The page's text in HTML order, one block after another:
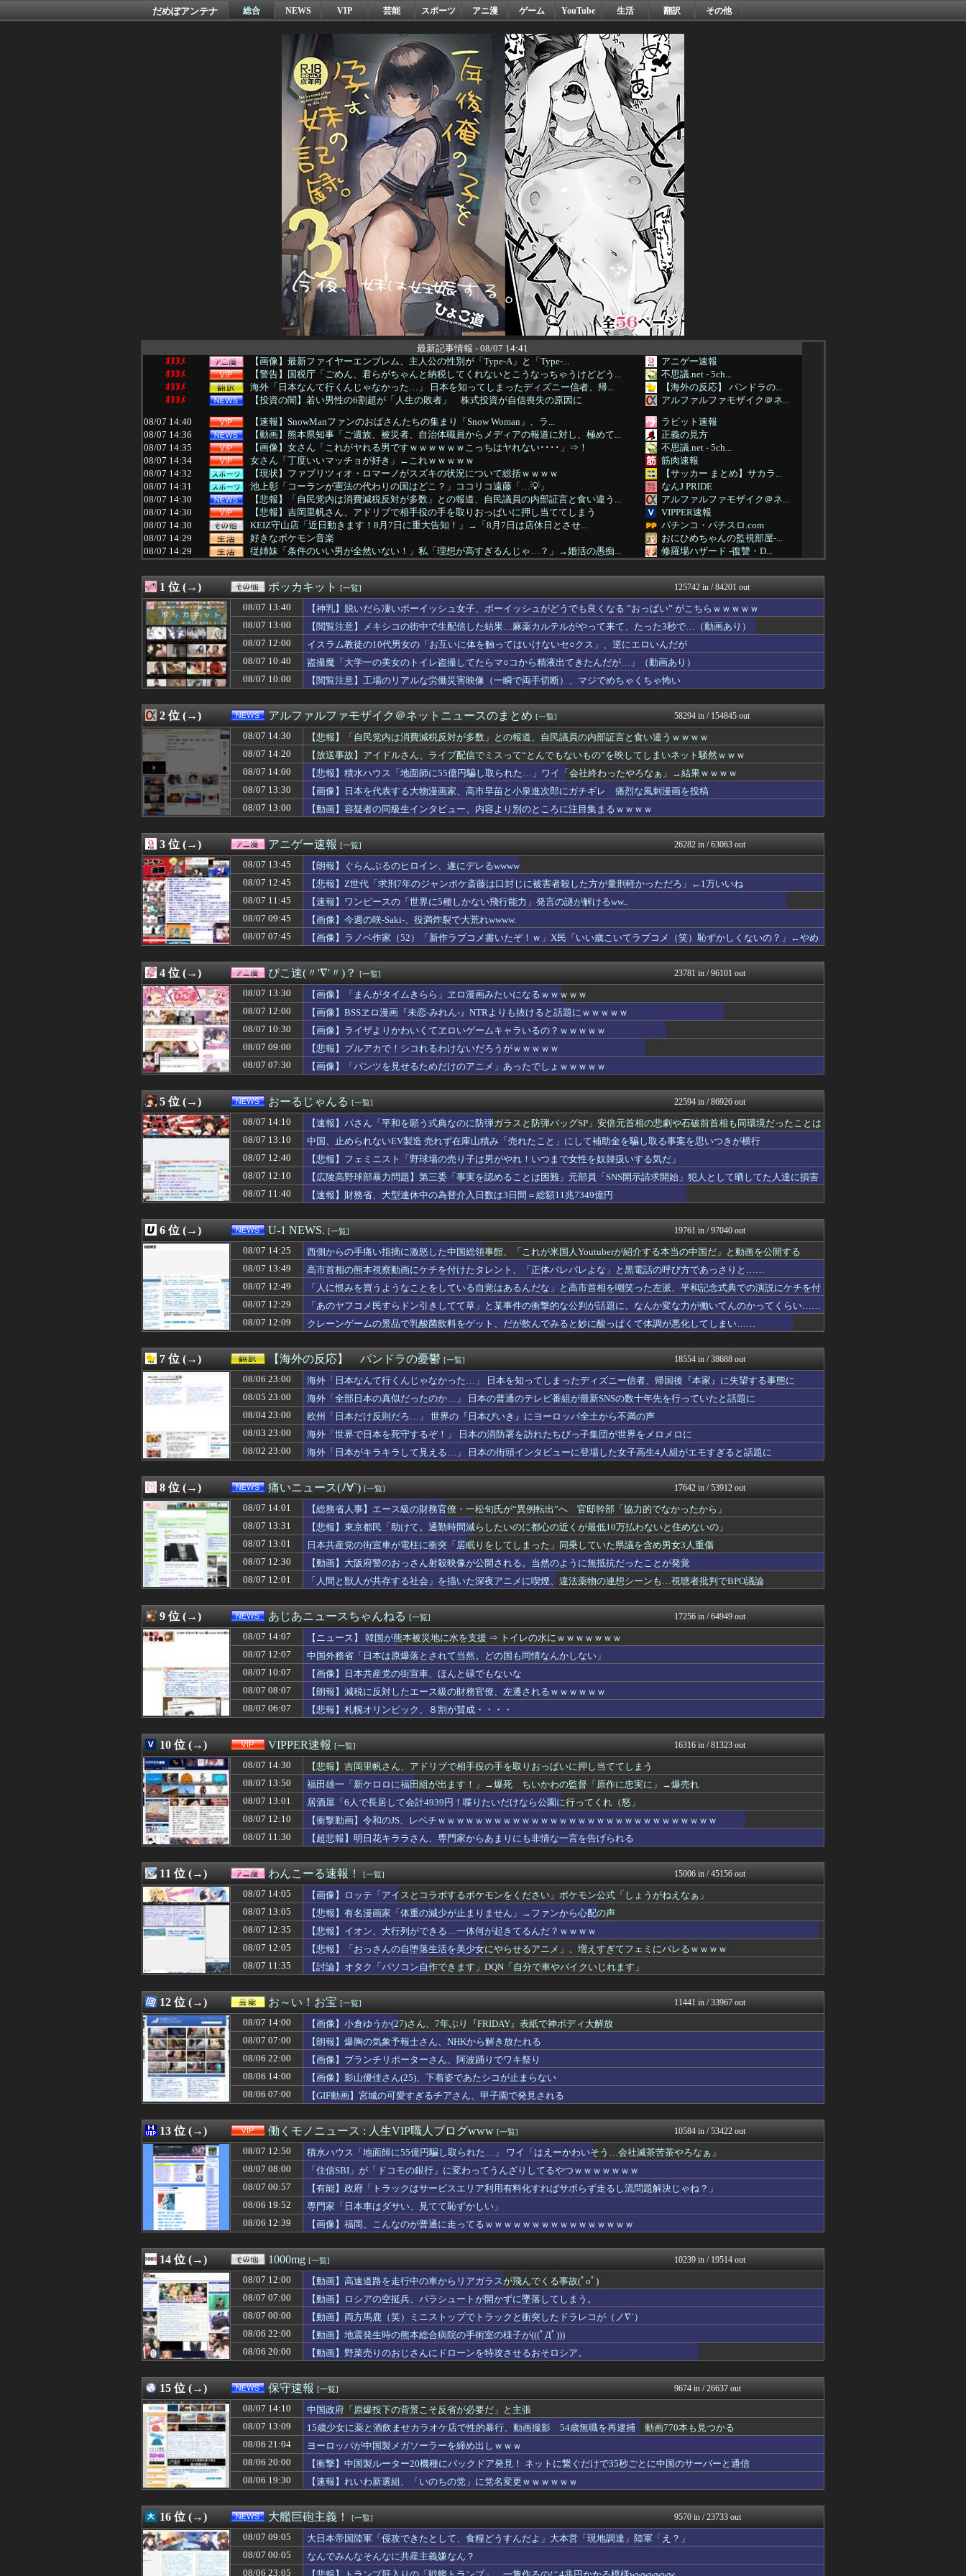
だめぽアンテナ 総合 NEWS VIP 芸能 スポーツ アニ漫 ゲーム YouTube 生活 翻訳 その他
最新記事情報 - 08/07 14:41
ｵﾇﾇﾒ
【画像】最新ファイヤーエンブレム、主人公の性別が「Type-A」と「Type-...
アニゲー速報
ｵﾇﾇﾒ
【警告】国税庁「ごめん、君らがちゃんと納税してくれないとこうなっちゃうけどどう...
不思議.net - 5ch...
ｵﾇﾇﾒ
海外「日本なんて行くんじゃなかった…」 日本を知ってしまったディズニー信者、帰...
【海外の反応】 パンドラの...
ｵﾇﾇﾒ
【投資の闇】若い男性の6割超が「人生の敗者」 株式投資が自信喪失の原因に
アルファルファモザイク＠ネ...
08/07 14:40
【速報】SnowManファンのおばさんたちの集まり「Snow Woman」、ラ...
ラビット速報
08/07 14:36
【動画】熊本県知事「ご遺族、被災者、自治体職員からメディアの報道に対し、極めて...
正義の見方
08/07 14:35
【画像】女さん「これがヤれる男ですｗｗｗｗｗｗこっちはヤれない････」⇒！
不思議.net - 5ch...
08/07 14:34
女さん「丁度いいマッチョが好き」←これｗｗｗｗｗ
筋肉速報
08/07 14:32
【現状】ファブリツィオ・ロマーノがスズキの状況について総括ｗｗｗｗ
【サッカー まとめ】サカラ...
08/07 14:31
池上彰「コーランが憲法の代わりの国はどこ？」ココリコ遠藤「…💡」
なんJ PRIDE
08/07 14:30
【悲報】「自民党内は消費減税反対が多数」との報道、自民議員の内部証言と食い違う...
アルファルファモザイク＠ネ...
08/07 14:30
【悲報】吉岡里帆さん、アドリブで相手役の手を取りおっぱいに押し当ててしまう
VIPPER速報
08/07 14:30
KEIZ守山店「近日動きます！8月7日に重大告知！」→「8月7日は店休日とさせ...
パチンコ・パチスロ.com
08/07 14:29
好きなポケモン音楽
おにひめちゃんの監視部屋-...
08/07 14:29
従姉妹「条件のいい男が全然いない！」私「理想が高すぎるんじゃ…？」→婚活の愚痴...
修羅場ハザード -復讐・D...
08/07 14:28
職場の同僚と子連れで遊びますか？
おにひめちゃんの監視部屋-...
08/07 14:26
長期引きこもりからの抜け出し方
おにひめちゃんの監視部屋-...
08/07 14:26
【速報】熊本地震を引き起こした『危険度Sランク断層』日本のド真ん中に10カ所も...
凹凸ちゃんねる 発達障害・...
08/07 14:25
俺「ママッ！ママァッ！」ﾊﾟﾝﾊﾟﾝ 風俗嬢「お゛っ！ﾁﾝﾎﾟ太いっ！太いっ！...
バズッター速報
08/07 14:25
西側からの手痛い指摘に激怒した中国総領事館、「これが米国人Youtuberが紹...
U-1 NEWS.
08/07 14:22
【原爆の日】サヨク「スピーチする人が全員この防弾ガラスなのでしょうか。高市だけ...
モナニュース
08/07 14:20
女の子「20歳でアルファードを残クレじゃなくて一括で買えちゃう私って素敵」
もみあげチャ～シュ～
08/07 14:20
兄嫁に「旦那さんて色盲なんでしょ。よく２人目まで作ったわね。子供が可哀相だと ...
おにひめちゃんの監視部屋-...
08/07 14:20
【放送事故】アイドルさん、ライブ配信でミスって“とんでもないもの”を映してしま...
アルファルファモザイク＠ネ...
08/07 14:19
中国「日本は原爆被害者の立場で同情を買おうとするのを止めろ」
まとめたニュース
08/07 14:18
10年後には多数派になっていそうなことpart２
おにひめちゃんの監視部屋-...
08/07 14:18
【悲報】最近のキッズ「Youtubeの10分動画を倍速で見るぞ！効率効率ゥー！...
アニはつ -アニメ発信場-
08/07 14:18
体を壊して働けなくなり自宅療養中。一週間前、階下に明るい家族が引越してきてから...
おにひめちゃんの監視部屋-...
08/07 14:16
たばこ１箱700円台突入へｗｗｗｗｗｗｗｗｗｗ
なんJ PRIDE
08/07 14:16
今まで彼女を雑に扱ってきたけど嫁には超えゃいけない一線があるように思う。その緊...
おにひめちゃんの監視部屋-...
08/07 14:15
まとめ見てたら、ＮＨＫ払ってない人がフルボッコだった。それを見て...
鬼女の宅配便 - 修羅場・...
08/07 14:15
ペットロスワイ、寂しさに耐えかねて猫カフェに行った結果ww
まとめCUP
08/07 14:12
彼氏の家で不倫してる私。彼氏にキスしていたらいないはずの彼の嫁がいた。
08/07 14:11
イチローさん「僕は本を読まない。好きなアニメはドラゴンボール」【海外の反応】
マニア・オブ・フットボール...
08/07 14:10
【画像】グラドル東雲うみ、水着が食い込んだ横尻がHすぎる
まとめ芸能＠美女画像まとめ...
08/07 14:10
中国政府「原爆投下の背景こそ反省が必要だ」と主張
08/07 14:10
【速報】パさん「平和を願う式典なのに防弾ガラスと防弾バッグSP」安倍元首相の悲...
おーるじゃんる
08/07 14:09
【悲報】アメリカの小売でPS5コーナーの撤退準備、はじまる
トレンドの通り道
08/07 14:09
【画像】iPhoneSE、女子高生を追い詰めてしまう・・・
08/07 14:09
【画像】JC「妊娠しちゃったぁ…あたしまだJCだよー(ﾊﾟｼｬｰ」
なんJミュージアム
08/07 14:08
ナンパされやすい人の特徴
おにひめちゃんの監視部屋-...
08/07 14:07
【ニュース】 韓国が熊本被災地に水を支援 ⇒ トイレの水にｗｗｗｗｗｗｗ
あじあニュースちゃんねる
08/07 14:06
先月2人目が生まれたんだけど大学までの学費を考えると3人目は厳しい。赤ちゃんの...
修羅場ライフ速報
08/07 14:06
【動画】デブの喧嘩 ガチでヤバい……
まにゅそく 2chまとめニ...
08/07 14:05
ジャンポケ斉藤の被害女性「バウムクーヘン売ったりTikTokライブしててムカつ...
08/07 14:05
【画像】このAIライザちゃん、明らかにおっぱいを触られてる
アニチャット
08/07 14:05
【画像】ロッテ「アイスとコラボするポケモンをください」ポケモン公式「しょうがね...
08/07 14:05
高校野球の暑さ対策として18時から4試合深夜までやれば涼しいまま試合出来るじゃ...
08/07 14:05
韓国人「悲報：FIFA会長にさえ2002年W杯で韓国が審判を買収していたと思わ...
08/07 14:05
【画像】甲子園のチアさん、優勝レベルが発見されてしまうｗｗｗｗｗｗｗ
女子アナお宝画像速報－5c...
08/07 14:03
巨乳女さん「この度、Tiffanyの婚約指輪を貰いました。結婚しました。弱男息...
08/07 14:01
【画像】ハンターハンターの人気キャラ3人、メイドフィギュアになってしまうｗｗｗ...
なんJ PRIDE
08/07 14:01
【総務省人事】エース級の財務官僚・一松旬氏が“異例転出”へ 官邸幹部「協力的で...
痛いニュース(ﾉ∀`)
08/07 14:01
【悲報】高野連「暑熱対策で第2試合は13:30プレイボールや！」
資格ちゃんねる
08/07 14:01
ガジェットってなに？
PCパーツまとめ
【極旨牛鉄板】吉野家のステーキ定食1500円、ガチで美味そうｗｗｗ
明日は何を食べようか
08/07 14:00
おじさんワイ、『HUNTER×HUNTER』のキメラアント編で号泣
ああ言えばForYou
08/07 14:00
【悲報】布団ちゃん、今回の老人会RUSTは面白くならなそう…
ゲーム実況者速報＠YouT...
08/07 14:00
新内眞衣さん、やはり妖艶、大変なことになってるって...
乃木通 乃木坂46櫻坂46...
08/07 14:00
【ウマ娘】ローソンコラボ、『なりきり！からあげクンぬいぐるみ』などの追加グッズ...
08/07 14:00
ジャンポケ斉藤「同意があったんです。本当です。信じて下さい」 ←何でこの主張が...
08/07 14:00
【悲報】積水ハウス「地面師に55億円騙し取られた…」ワイ「会社終わったやろなぁ...
アルファルファモザイク＠ネ...
08/07 14:00
「インコを見せてあげる」少女を公園内に誘い込みわいせつか男を逮捕。小学生2人に...
みそパンNEWS
【にじさんじ】レヴィちゃん、3Dライブ「人間燦歌」開催決定！ゲスト8名も発表『...
VTuberNews
08/07 14:00
「この名前このライダーに使ったの勿体ないよね選手権」グランプリは仮面ライダーシ...
けおけお速報
08/07 14:00
韓国人「中東の緊張が再燃…イランのドローン攻撃に米軍が迎撃、クウェートも迎撃」...
韓国ニュース反応まとめ
08/07 14:00
【衝撃】韓国人「井上尚弥が初めて“人間”に見えた」
ニチカン！
08/07 14:00
【画像】小倉ゆうか(27)さん、7年ぶり『FRIDAY』表紙で神ボディ大解放
お～い！お宝
08/07 14:00
リアルで好きと言っても引かれないアニメ
カンダタ速報
08/07 13:57
弟「エレベーターで知らない女に蹴られた！」私「何したの？」→事情を聞いた家族全...
素敵な鬼女様
08/07 13:56
【サーペントカスタム】量産機にこそ武装は沢山つけてほしいよね
08/07 13:55
消費税減税に反旗…小渕優子氏の主張に「さっさと離党すればいいのに」SNSで逆風...
国難にあってもの申す！！
08/07 13:54
メキシコ最大級の麻薬カルテルのリーダーの情報提供で報奨金約39億円！
軍事・ミリタリー速報☆彡
08/07 13:51
【画像】顔もいい爆乳現役女子大生、水着グラビアの破壊力がヤバイwwwwwwww...
もきゅ速(*´ω`*)人(...
MEGAドン・キホーテ姫路広畑店の露店で販売された｢うなぎのかば焼き｣で食中毒...
08/07 13:51
ヤニねこ 第6話 感想：スナフキンみたいな孤高の存在になりきれないペンペンねこ...
アニメつぶやき速報‼︎
08/07 13:51
歴代最多得票記録でトップ当選の河合ゆうすけ市議、埼玉知事選（来年８月）に立候補...
もえるあじあ(･∀･)
08/07 13:50
福田雄一「新ケロロに福田組が出ます！」→爆死 ちいかわの監督「原作に忠実に」→...
VIPPER速報
08/07 13:49
高市首相の熊本視察動画にケチを付けたタレント、「正体バレバレよな」と黒電話の呼...
U-1 NEWS.
08/07 13:46
【朗報】ワンピースのラスボスさん、世界を創造した最初の20人の王の武器を召喚で...
08/07 13:45
【朗報】ぐらんぶるのヒロイン、遂にデレるwwww
アニゲー速報
08/07 13:43
下手に水買うよりウォーターサーバー置いた方がよくね？
ガジェット2ch
08/07 13:43
エロゲやりたいんだがノートpcってどれくらいの買えばいい?
異世界転生まとめ速報
08/07 13:41
【画像】佐倉綾音(32)、自分のシコポイントに気がつくwwwwwww
mashlife通信
08/07 13:41
【朗報】山田涼介(31)のベッドシーン、エロすぎるwwwwwww
BIPブログ
08/07 13:41
【悲報】吉田マサops.740 岡本カズops.742
なんじぇいスタジアム＠なん...
08/07 13:40
【甲子園】青森山田が暑さ対策でユニ一新 ボタン廃止でTシャツ素材wwwwwww...
【サッカー まとめ】サカラ...
08/07 13:40
経済大国の日本、世界に売るものがなさすぎて史上初めて韓国台湾に輸出額抜かされ置...
にゅーすアルー！
08/07 13:40
【神乳】脱いだら凄いボーイッシュ女子、ボーイッシュがどうでも良くなる ”おっぱ...
ポッカキット
08/07 13:39
ぐらんぶる原作最新話、ヤバすぎる
いつものスーパーで偶然見かけた義弟嫁。夫に何気なくその話しただけなのに、そこか...
保育園のママさんが私の双子の妹が彼氏とデートしてる盗み撮り画像を見せて「あとは...
おうち速報
08/07 13:38
【大阪】マスコミ「警察官が発砲し“刃物男”死亡！」 → ネットで拡散された現場...
08/07 13:37
【GAME】「任天堂」のパッケージ版売上38.5%維持に衝撃！海外ファン「カー...
08/07 13:35
給食着はすごいニオイのときある。アイロンあてたときにむせ込むほどにクッッッサ！...
子育てちゃんねる
08/07 13:35
【画像】爆胸ニット女さん、寿司屋で満喫してしまうｗｗｗｗｗｗｗｗｗｗ
不思議.net - 5ch...
08/07 13:33
【ｼｺ画像】エ口い陽キャ女さん、自らのムホホなお乳を見せびらかしてしまうｗｗｗ...
えっ!?またここのサイト?
08/07 13:33
うつ病経験者の約9割が「運動習慣がない」 どんな運動すればいいのさ？
いたしん！
08/07 13:33
【おすすめ漫画】あくまでクジャクの話 絵が綺麗・・・・
08/07 13:31
【悲報】東京都民「助けて。通勤時間減らしたいのに都心の近くが最低10万払わない...
痛いニュース(ﾉ∀`)
08/07 13:31
冷蔵庫へ入れた富山土産の鱒寿司『飯が硬くなって美味しく無くなる』って怒られた
気団談
08/07 13:31
【悲報】キンコン西野亮廣、熊本支援炊き出し「カレー」で炎上するｗｗｗ
08/07 13:31
【画像】女性声優さん、舞台で共演したイケメンたちと写真を撮りまくってしまう…
なんJ PRIDE
08/07 13:31
【ウマ娘】普通にしてたら真っ当に美人なライトハローさん。（結局飲んでしまう）
ウマ娘まとめ速報うまろぐ
08/07 13:30
ゲーフリ渾身のビーカネさん、賛否両論に突入
Y速報
08/07 13:30
◆日本代表◆キリンカップ参加国決定！ 日本代表は10/1 エクアドル10/5 ...
WorldFootball...
08/07 13:30
【悲報】高野連「暑熱対策で第2試合は13:30プレイボールや！」
日刊やきう速報
08/07 13:30
【画像】「まんがタイムきらら」ヱロ漫画みたいになるｗｗｗｗｗ
ぴこ速(〃'∇'〃)？
08/07 13:30
【画像】日本を代表する大物漫画家、高市早苗と小泉進次郎にガチギレ 痛烈な風刺漫...
08/07 13:29
トメ「この子は義実家の顔じゃない！嫁が義妹旦那とフリンしたのよ！」私「DNA鑑...
修羅場ハザード -復讐・D...
08/07 13:29
【甲子園】青森山田が暑さ対策でユニ一新 ボタン廃止でTシャツ素材wwwwwww...
【朗報】ぐらんぶるのヒロイン、デレる
漫画まとめ速報
共産党「これは酷い…京都市でマイナンバーカードを持たない29万人がポイント給付...
08/07 13:27
ニコニコ出身者が豪華すぎると話題に なんでyoutubeに負けたのか・・・
ぶる速-VIP
08/07 13:22
海外「新キャラもヤバいｗ」ヤニねこ第6話の海外反応
アニメリアクト
08/07 13:20
【緊急】明日「銀だこ」がガチに過去最大レベルに混みそうwwwwwwwwwwww...
キニ速
08/07 13:20
【悲報】村上宗隆さん、本日5タコ3三振で8月OPS.372www
08/07 13:20
韓国の人気コーヒーチェーン「ペクスダバン」が日本初上陸！東京・新橋に1号店オー...
08/07 13:19
失敗顔の乃木坂ちゃんが可愛すぎる！！！【乃木坂46】
坂道情報通～乃木坂46まと...
08/07 13:19
外人、スクエニの真実に気付く
まとめたニュース
08/07 13:16
【朗報】ワンピースでいきなり登場した「ゴムゴムの魔神」最有力考察が提示される！...
08/07 13:16
パワプロクンポケット×#スポニチ コラボグッズ発売決定！
08/07 13:15
モンローウォーク戸崎騎手とのコンビ復活でローズSへ 他
ハロン棒ch
08/07 13:15
氷山の一角ニダ！ 〜 【聯合ニュース】 韓国サッカー協会 2011～12年に国...
反日愚国 恨寓瘻
08/07 13:15
同僚の美人に土下座して必死に頼んだらこうなるwww
まとめCUP
08/07 13:14
【画像】最近のJKダンス部、胸の迫力がすごい💃
アナ速‐女子アナ画像速報
08/07 13:14
メッシが守備をするだけで海外で話題に（海外の反応）
08/07 13:12
【悲報】秋田さん、なぜかUAEから目をつけられ2,000,000,000,00...
NEWSまとめもりー｜2c...
08/07 13:12
実質消費支出は7カ月連続のマイナス、前年同月比3.3%減－6月
かせまと！
08/07 13:12
嫁の浮気を確信したが敢えて「1ヶ月間」嫁を泳がせた。すると嫁の不倫がトンデモな...
08/07 13:11
【画像】磯山さやかのガチで柔らかそうなお乳wwwwwww
08/07 13:10
中国、止められないEV製造 売れず在庫山積み「売れたこと」にして補助金を騙し取...
おーるじゃんる
08/07 13:09
三児のパパ『父さんな、動画編集で食っていこうと思うんだ』→結果
ぶる速-VIP
08/07 13:09
【画像あり】ギャル「男の人って、こういうの見ると興奮するんだよね笑❤」ﾊﾟｼｬ
なんJミュージアム
08/07 13:09
15歳少女に薬と酒飲ませカラオケ店で性的暴行、動画撮影 54歳無職を再逮捕 動...
保守速報
08/07 13:09
【大阪】建設会社の従業員(79)、同僚(52)の言葉遣いが悪いという理由でクビ...
08/07 13:09
【ソロライブ】甲斐田晴：初ワンマンライブ「足跡」が凄すぎる！千客万来の熱狂
08/07 13:08
【動画】サヨク「中国人民と連帯して戦おー！」…ネット「正体隠さなくなったなぁ」...
モナニュース
08/07 13:07
新庄監督の“再就職先”に挙がるまさかの球団 采配に賛否もチームのテコ入れ役にう...
なんじぇいスタジアム＠なん...
08/07 13:06
伯母の葬儀中、祖母を怖い形相で見下ろす伯母の姿が見えた。それを兄に話したら「ば...
08/07 13:05
【画像】ABCテレビの女子アナさん、在京局よりレベルが高くなってしまうｗｗｗｗ...
08/07 13:05
【悲報】有名漫画家「体重の減少が止まりません」→ファンから心配の声 わんこーる速報！
1 位 (→) ポッカキット [一覧] 125742 in / 84201 out
08/07 13:40
【神乳】脱いだら凄いボーイッシュ女子、ボーイッシュがどうでも良くなる ”おっぱい” がこちらｗｗｗｗｗ
08/07 13:00
【閲覧注意】メキシコの街中で生配信した結果…麻薬カルテルがやって来て、たった3秒で…（動画あり）
08/07 12:00
イスラム教徒の10代男女の「お互いに体を触ってはいけないセ○クス」、逆にエロいんだが
08/07 10:40
盗撮魔「大学一の美女のトイレ盗撮してたらマ○コから精液出てきたんだが…」（動画あり）
08/07 10:00
【閲覧注意】工場のリアルな労働災害映像（一瞬で両手切断）、マジでめちゃくちゃ怖い
2 位 (→) アルファルファモザイク＠ネットニュースのまとめ [一覧] 58294 in / 154845 out
08/07 14:30
【悲報】「自民党内は消費減税反対が多数」との報道、自民議員の内部証言と食い違うｗｗｗｗ
08/07 14:20
【放送事故】アイドルさん、ライブ配信でミスって“とんでもないもの”を映してしまいネット騒然ｗｗｗ
【Pickup07092038】
08/07 14:00
【悲報】積水ハウス「地面師に55億円騙し取られた…」ワイ「会社終わったやろなぁ」→結果ｗｗｗｗ
08/07 13:30
【画像】日本を代表する大物漫画家、高市早苗と小泉進次郎にガチギレ 痛烈な風刺漫画を投稿
08/07 13:00
【動画】容疑者の同級生インタビュー、内容より別のところに注目集まるｗｗｗｗ
3 位 (→) アニゲー速報 [一覧] 26282 in / 63063 out
08/07 13:45
【朗報】ぐらんぶるのヒロイン、遂にデレるwwww
08/07 12:45
【悲報】Z世代「求刑7年のジャンポケ斎藤は口封じに被害者殺した方が量刑軽かっただろ」←1万いいね
08/07 11:45
【速報】ワンピースの「世界に5種しかない飛行能力」発言の謎が解けるww..
08/07 09:45
【画像】今週の咲-Saki-、役満炸裂で大荒れwwww.
08/07 07:45
【画像】ラノベ作家（52）「新作ラブコメ書いたぞ！ｗ」X民「いい歳こいてラブコメ（笑）恥ずかしくないの？」←やめ
4 位 (→) ぴこ速(〃'∇'〃)？ [一覧] 23781 in / 96101 out
08/07 13:30
【画像】「まんがタイムきらら」ヱロ漫画みたいになるｗｗｗｗｗ
08/07 12:00
【画像】BSSヱロ漫画『未恋-みれん-』NTRよりも抜けると話題にｗｗｗｗｗ
08/07 10:30
【画像】ライザよりかわいくてヱロいゲームキャラいるの？ｗｗｗｗｗ
08/07 09:00
【悲報】ブルアカで！シコれるわけないだろうがｗｗｗｗｗ
08/07 07:30
【画像】「パンツを見せるためだけのアニメ」あったでしょｗｗｗｗｗ
5 位 (→) おーるじゃんる [一覧] 22594 in / 86926 out
08/07 14:10
【速報】パさん「平和を願う式典なのに防弾ガラスと防弾バッグSP」安倍元首相の悲劇や石破前首相も同環境だったことは
忘れる
08/07 13:10
中国、止められないEV製造 売れず在庫山積み「売れたこと」にして補助金を騙し取る事案を思いつきが横行
08/07 12:40
【悲報】フェミニスト「野球場の売り子は男がやれ！いつまで女性を奴隷扱いする気だ」
08/07 12:10
【広陵高野球部暴力問題】第三委「事実を認めることは困難」元部員「SNS開示請求開始」犯人として晒してた人達に損害
賠償請求訴訟を起こす方針
08/07 11:40 【速報】財務省、大型連休中の為替介入日数は3日間＝総額11兆7349億円
6 位 (→) U-1 NEWS. [一覧] 19761 in / 97040 out
08/07 14:25
西側からの手痛い指摘に激怒した中国総領事館、「これが米国人Youtuberが紹介する本当の中国だ」と動画を公開する
も……
08/07 13:49
高市首相の熊本視察動画にケチを付けたタレント、「正体バレバレよな」と黒電話の呼び方であっさりと……
08/07 12:49
「人に恨みを買うようなことをしている自覚はあるんだな」と高市首相を嘲笑った左派、平和記念式典での演説にケチを付
けるも……
08/07 12:29
「あのヤフコメ民すらドン引きしてて草」と某事件の衝撃的な公判が話題に、なんか変な力が働いてんのかってくらい……
08/07 12:09
クレーンゲームの景品で乳酸菌飲料をゲット、だが飲んでみると妙に酸っぱくて体調が悪化してしまい……
7 位 (→) 【海外の反応】 パンドラの憂鬱 [一覧] 18554 in / 38688 out
08/06 23:00
海外「日本なんて行くんじゃなかった…」 日本を知ってしまったディズニー信者、帰国後『本家』に失望する事態に
08/05 23:00
海外「全部日本の真似だったのか…」 日本の普通のテレビ番組が最新SNSの数十年先を行っていたと話題に
08/04 23:00
欧州「日本だけ反則だろ…」 世界の『日本びいき』にヨーロッパ全土から不満の声
08/03 23:00
海外「世界で日本を死守するぞ！」 日本の消防署を訪れたちびっ子集団が世界をメロメロに
08/02 23:00
海外「日本がキラキラして見える…」 日本の街頭インタビューに登場した女子高生4人組がエモすぎると話題に
8 位 (→) 痛いニュース(ﾉ∀`) [一覧] 17642 in / 53912 out
08/07 14:01
【総務省人事】エース級の財務官僚・一松旬氏が“異例転出”へ 官邸幹部「協力的でなかったから」
08/07 13:31
【悲報】東京都民「助けて。通勤時間減らしたいのに都心の近くが最低10万払わないと住めないの」
08/07 13:01
日本共産党の街宣車が電柱に衝突「居眠りをしてしまった」同乗していた県議を含め男女3人重傷
08/07 12:30
【動画】大阪府警のおっさん射殺映像が公開される。当然のように無抵抗だったことが発覚
08/07 12:01
「人間と獣人が共存する社会」を描いた深夜アニメに喫煙、違法薬物の連想シーンも…視聴者批判でBPO議論
9 位 (→) あじあニュースちゃんねる [一覧] 17256 in / 64949 out
08/07 14:07
【ニュース】 韓国が熊本被災地に水を支援 ⇒ トイレの水にｗｗｗｗｗｗｗ
08/07 12:07
中国外務省「日本は原爆落とされて当然。どの国も同情なんかしない」
08/07 10:07
【画像】日本共産党の街宣車、ほんと碌でもないな
08/07 08:07
【朗報】減税に反対したエース級の財務官僚、左遷されるｗｗｗｗｗｗ
08/07 06:07
【悲報】札幌オリンピック、８割が賛成・・・・
10 位 (→) VIPPER速報 [一覧] 16316 in / 81323 out
08/07 14:30
【悲報】吉岡里帆さん、アドリブで相手役の手を取りおっぱいに押し当ててしまう
08/07 13:50
福田雄一「新ケロロに福田組が出ます！」→爆死 ちいかわの監督「原作に忠実に」→爆売れ
08/07 13:01
居酒屋「6人で長居して会計4939円！喋りたいだけなら公園に行ってくれ（怒」
08/07 12:10
【衝撃動画】令和のJS、レベチｗｗｗｗｗｗｗｗｗｗｗｗｗｗｗｗｗｗｗｗｗｗｗｗｗｗｗｗｗｗ
08/07 11:30
【超悲報】明日花キララさん、専門家からあまりにも非情な一言を告げられる
11 位 (→) わんこーる速報！ [一覧] 15006 in / 45156 out
08/07 14:05
【画像】ロッテ「アイスとコラボするポケモンをください」ポケモン公式「しょうがねえなぁ」
08/07 13:05
【悲報】有名漫画家「体重の減少が止まりません」→ファンから心配の声
08/07 12:35
【悲報】イオン、大行列ができる…一体何が起きてるんだ？ｗｗｗｗ
08/07 12:05
【悲報】「おっさんの自堕落生活を美少女にやらせるアニメ」、増えすぎてフェミにバレるｗｗｗｗ
08/07 11:35
【討論】オタク「パソコン自作できます」DQN「自分で車やバイクいじれます」
12 位 (→) お～い！お宝 [一覧] 11441 in / 33967 out
08/07 14:00
【画像】小倉ゆうか(27)さん、7年ぶり『FRIDAY』表紙で神ボディ大解放
08/07 07:00
【朗報】爆胸の気象予報士さん、NHKから解き放たれる
08/06 22:00
【画像】ブランチリポーターさん、阿波踊りでワキ祭り
08/06 14:00
【画像】影山優佳さん(25)、下着姿であたシコが止まらない
08/06 07:00
【GIF動画】宮城の可愛すぎるチアさん、甲子園で発見される
13 位 (→) 働くモノニュース : 人生VIP職人ブログwww [一覧] 10584 in / 53422 out
08/07 12:50
積水ハウス「地面師に55億円騙し取られた…」 ワイ「はえーかわいそう…会社滅茶苦茶やろなぁ」
08/07 08:00
「住信SBI」が「ドコモの銀行」に変わってうんざりしてるやつｗｗｗｗｗｗｗ
08/07 00:57
【有能】政府「トラックはサービスエリア利用有料化すればサボらず走るし流問題解決じゃね？」
08/06 19:52
専門家「日本車はダサい、見てて恥ずかしい」
08/06 12:39
【画像】福岡、こんなのが普通に走ってるｗｗｗｗｗｗｗｗｗｗｗｗｗｗｗｗ
14 位 (→) 1000mg [一覧] 10239 in / 19514 out
08/07 12:00
【動画】高速道路を走行中の車からリアガラスが飛んでくる事故(ﾟoﾟ)
08/07 07:00
【動画】ロシアの空挺兵、パラシュートが開かずに墜落してしまう。
08/07 00:00
【動画】両方馬鹿（笑）ミニストップでトラックと衝突したドラレコが（ノ∇`）
08/06 22:00
【動画】地震発生時の熊本総合病院の手術室の様子が(((ﾟДﾟ)))
08/06 20:00
【動画】野菜売りのおじさんにドローンを特攻させるおそロシア。
15 位 (→) 保守速報 [一覧] 9674 in / 26637 out
08/07 14:10
中国政府「原爆投下の背景こそ反省が必要だ」と主張
08/07 13:09
15歳少女に薬と酒飲ませカラオケ店で性的暴行、動画撮影 54歳無職を再逮捕 動画770本も見つかる
08/06 21:04
ヨーロッパが中国製メガソーラーを締め出しｗｗｗ
08/06 20:00
【衝撃】中国製ルーター20機種にバックドア発見！ ネットに繋ぐだけで35秒ごとに中国のサーバーと通信
08/06 19:30
【速報】れいわ新選組、「いのちの党」に党名変更ｗｗｗｗｗｗ
16 位 (→) 大艦巨砲主義！ [一覧] 9570 in / 23733 out
08/07 09:05
大日本帝国陸軍「侵攻できたとして、食糧どうすんだよ」大本営「現地調達」陸軍「え？」
08/07 00:05
なんでみんなそんなに共産主義嫌なん？
08/06 23:05